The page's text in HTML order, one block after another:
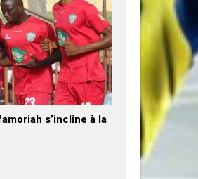
s’incline à la